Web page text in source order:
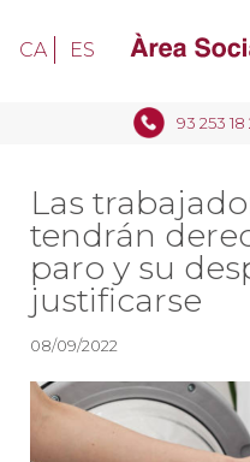
93 253 18
CA ES
Las
tendrán
paro y su
justificarse
08/09/2022